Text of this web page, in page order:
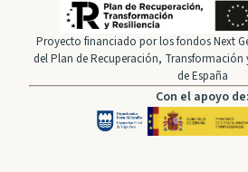
Proyecto financiado por los fondos Next
del Plan de Recuperación, Transformación
de España
Con el apoyo de: